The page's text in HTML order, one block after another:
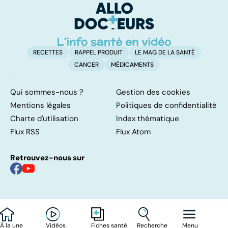
À la une Vidéos Fiches santé Recherche Menu
RECETTES RAPPEL PRODUIT
LE MAG DE LA SANTÉ
CANCER
MÉDICAMENTS
Qui sommes-nous ?
Gestion des cookies
Mentions légales
Politiques de confidentialité
Charte d'utilisation
Index thématique
Flux RSS
Flux Atom
Retrouvez-nous sur